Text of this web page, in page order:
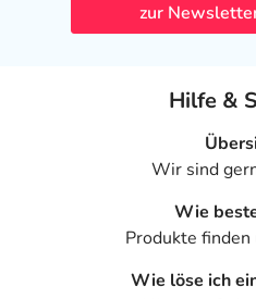
zur
Hilfe &
Wir sind
Wie
Produkte
Wie löse ich